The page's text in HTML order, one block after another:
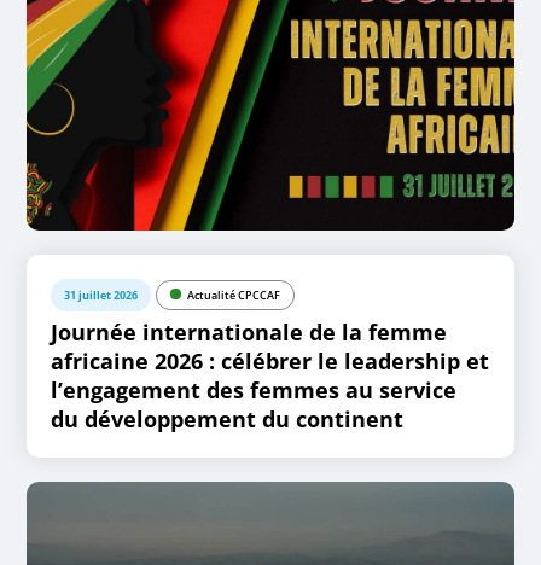
31 juillet 2026 Actualité CPCCAF
Journée internationale de la femme
africaine 2026 : célébrer le leadership et
l’engagement des femmes au service
du développement du continent